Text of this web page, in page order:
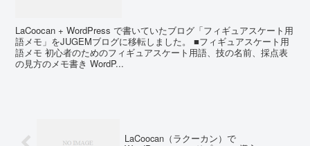
LaCoocan + WordPress で書いていたブログ「フィギュアスケート用
語メモ」をJUGEMブログに移転しました。 ■フィギュアスケート用
語メモ 初心者のためのフィギュアスケート用語、技の名前、採点表
の見方のメモ書き WordP...
LaCoocan（ラクーカン）で